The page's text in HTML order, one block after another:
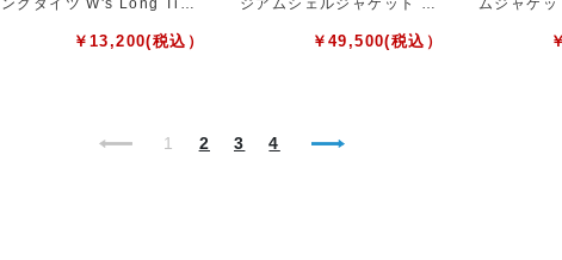
ングタイツ W's Long Tigh
ts レディース 26S-010
￥ 13,200(税込）
ジアムシェルジャケット St
adium Shell Jacket ユニ
セックス 26S-016
￥ 49,500(税込）
ムジャケ
t ユニセ
￥
1 2 3 4